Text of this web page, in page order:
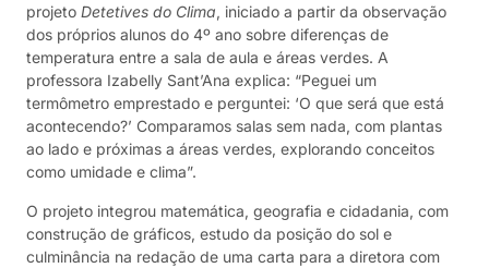
projeto Detetives do Clima, iniciado a partir da observação
dos próprios alunos do 4º ano sobre diferenças de
temperatura entre a sala de aula e áreas verdes. A
professora Izabelly Sant’Ana explica: “Peguei um
termômetro emprestado e perguntei: ‘O que será que está
acontecendo?’ Comparamos salas sem nada, com plantas
ao lado e próximas a áreas verdes, explorando conceitos
como umidade e clima”.
O projeto integrou matemática, geografia e cidadania, com
construção de gráficos, estudo da posição do sol e
culminância na redação de uma carta para a diretora com